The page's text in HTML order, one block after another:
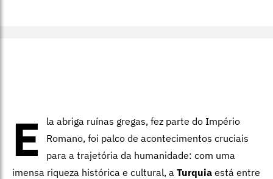
E
la abriga ruínas gregas, fez parte do Império
Romano, foi palco de acontecimentos cruciais
para a trajetória da humanidade: com uma
imensa riqueza histórica e cultural, a Turquia está entre